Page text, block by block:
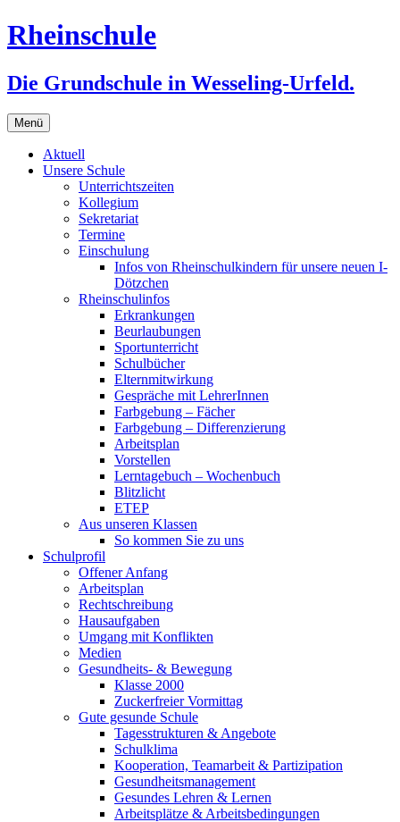
Zum
Inhalt
Rheinschule
Die Grundschule in Wesseling-Urfeld.
Menü
Aktuell
Unsere Schule
Unterrichtszeiten
Kollegium
Sekretariat
Termine
Einschulung
Infos von Rheinschulkindern für unsere neuen I-
Dötzchen
Rheinschulinfos
Erkrankungen
Beurlaubungen
Sportunterricht
Schulbücher
Elternmitwirkung
Gespräche mit LehrerInnen
Farbgebung – Fächer
Farbgebung – Differenzierung
Arbeitsplan
Vorstellen
Lerntagebuch – Wochenbuch
Blitzlicht
ETEP
Aus unseren Klassen
So kommen Sie zu uns
Schulprofil
Offener Anfang
Arbeitsplan
Rechtschreibung
Hausaufgaben
Umgang mit Konflikten
Medien
Gesundheits- & Bewegung
Klasse 2000
Zuckerfreier Vormittag
Gute gesunde Schule
Tagesstrukturen & Angebote
Schulklima
Kooperation, Teamarbeit & Partizipation
Gesundheitsmanagement
Gesundes Lehren & Lernen
Arbeitsplätze & Arbeitsbedingungen